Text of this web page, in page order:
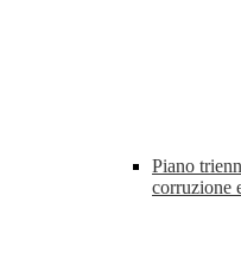
Piano
corruzione